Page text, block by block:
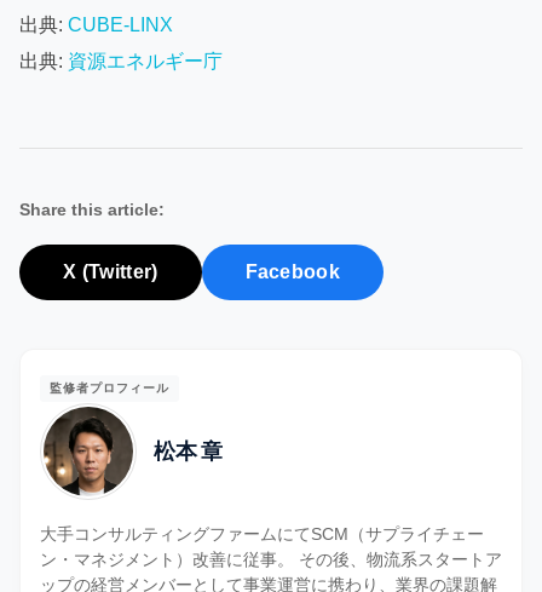
出典: CUBE-LINX
出典: 資源エネルギー庁
Share this article:
X (Twitter) Facebook
監修者プロフィール
松本 章
大手コンサルティングファームにてSCM（サプライチェー
ン・マネジメント）改善に従事。 その後、物流系スタートア
ップの経営メンバーとして事業運営に携わり、業界の課題解